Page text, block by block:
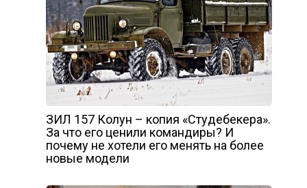
ЗИЛ 157 Колун – копия «Студебекера».
За что его ценили командиры? И
почему не хотели его менять на более
новые модели